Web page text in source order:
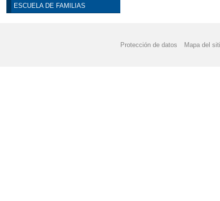
ESCUELA DE FAMILIAS
Protección de datos Mapa del